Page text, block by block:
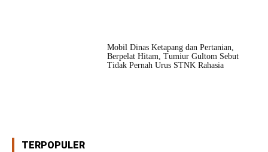
Mobil Dinas Ketapang dan Pertanian,
Berpelat Hitam, Tumiur Gultom Sebut
Tidak Pernah Urus STNK Rahasia
TERPOPULER